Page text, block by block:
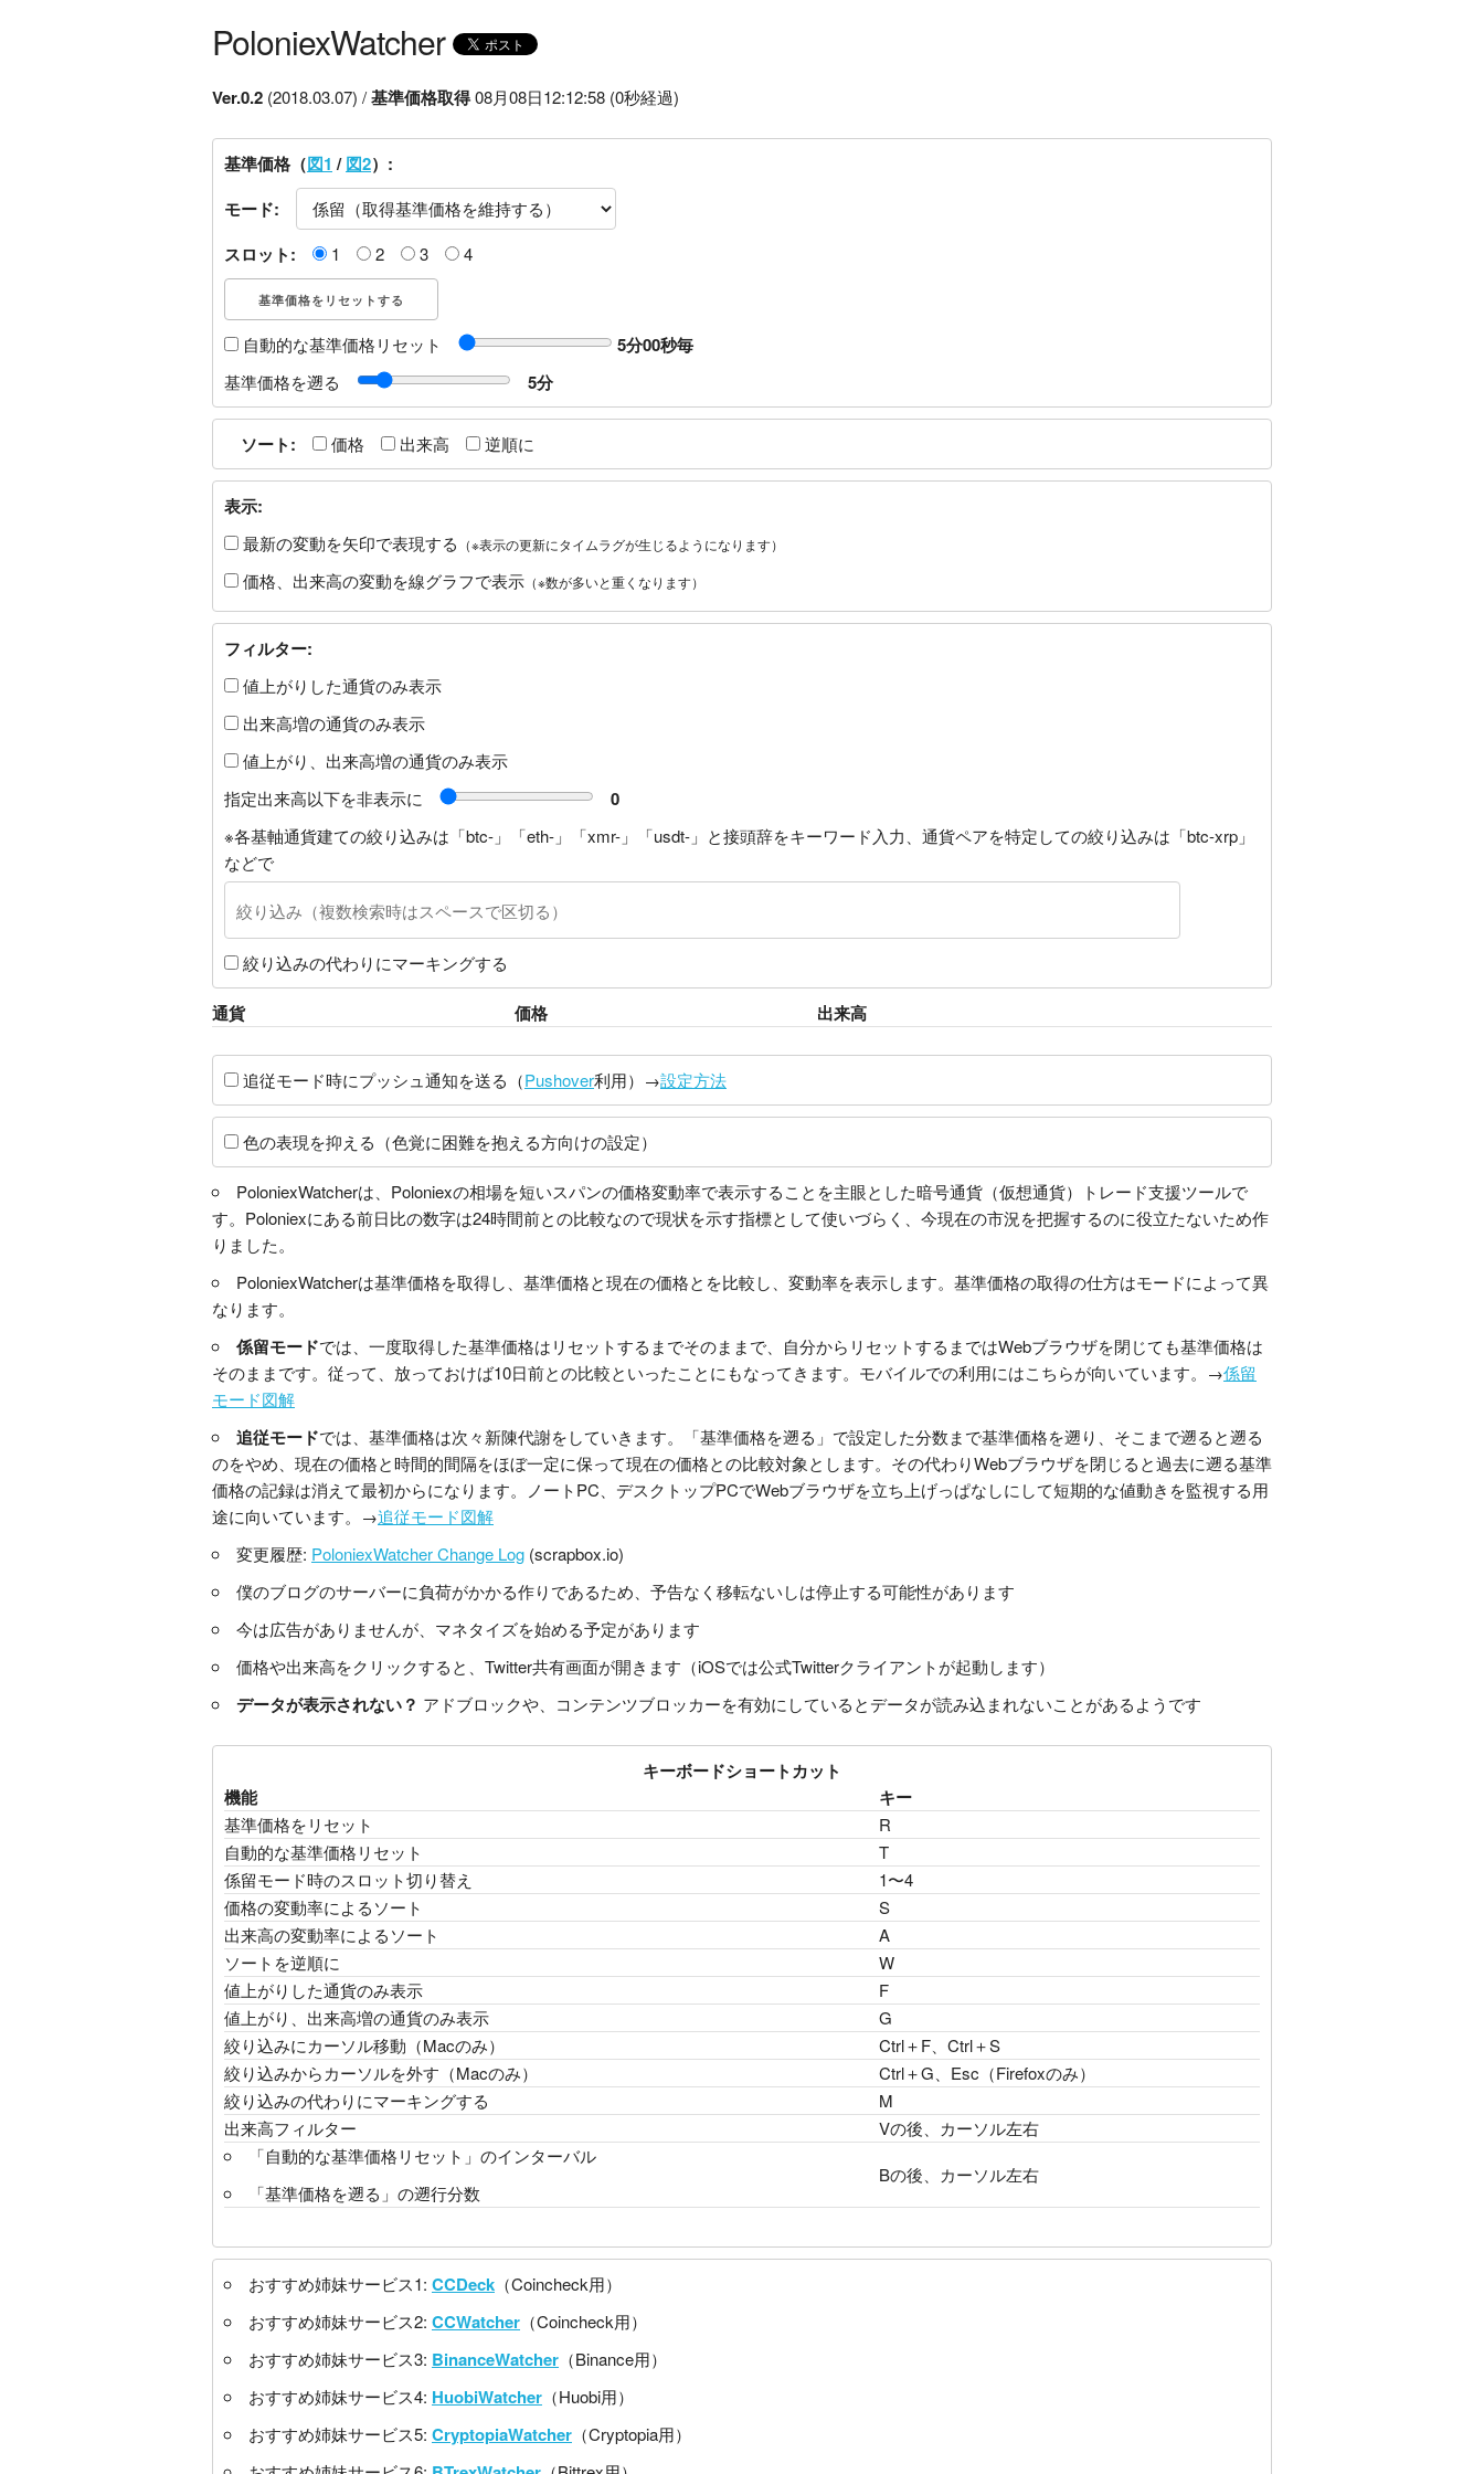
PoloniexWatcher
Ver.0.2 (2018.03.07) /基準価格取得08月08日12:12:58 (0秒経過)
基準価格（図1 /図2）:
モード:
スロット:
1 2 3 4
自動的な基準価格リセット 5分00秒毎
基準価格を遡る 5分
ソート: 価格 出来高 逆順に
表示:
最新の変動を矢印で表現する （※表示の更新にタイムラグが生じるようになります）
価格、出来高の変動を線グラフで表示 （※数が多いと重くなります）
フィルター:
値上がりした通貨のみ表示
出来高増の通貨のみ表示
値上がり、出来高増の通貨のみ表示
指定出来高以下を非表示に
0
※各基軸通貨建ての絞り込みは「btc-」「eth-」「xmr-」「usdt-」と接頭辞をキーワード入力、通貨ペアを特定しての絞り込みは「btc-xrp」
などで
絞り込みの代わりにマーキングする
通貨 価格 出来高
追従モード時にプッシュ通知を送る（Pushover利用）→設定方法
色の表現を抑える（色覚に困難を抱える方向けの設定）
PoloniexWatcherは、Poloniexの相場を短いスパンの価格変動率で表示することを主眼とした暗号通貨（仮想通貨）トレード支援ツールで
す。Poloniexにある前日比の数字は24時間前との比較なので現状を示す指標として使いづらく、今現在の市況を把握するのに役立たないため作
りました。
PoloniexWatcherは基準価格を取得し、基準価格と現在の価格とを比較し、変動率を表示します。基準価格の取得の仕方はモードによって異
なります。
係留モードでは、一度取得した基準価格はリセットするまでそのままで、自分からリセットするまではWebブラウザを閉じても基準価格は
そのままです。従って、放っておけば10日前との比較といったことにもなってきます。モバイルでの利用にはこちらが向いています。→係留
モード図解
追従モードでは、基準価格は次々新陳代謝をしていきます。「基準価格を遡る」で設定した分数まで基準価格を遡り、そこまで遡ると遡る
のをやめ、現在の価格と時間的間隔をほぼ一定に保って現在の価格との比較対象とします。その代わりWebブラウザを閉じると過去に遡る基準
価格の記録は消えて最初からになります。ノートPC、デスクトップPCでWebブラウザを立ち上げっぱなしにして短期的な値動きを監視する用
途に向いています。→追従モード図解
変更履歴: PoloniexWatcher Change Log (scrapbox.io)
僕のブログのサーバーに負荷がかかる作りであるため、予告なく移転ないしは停止する可能性があります
今は広告がありませんが、マネタイズを始める予定があります
価格や出来高をクリックすると、Twitter共有画面が開きます（iOSでは公式Twitterクライアントが起動します）
データが表示されない？ アドブロックや、コンテンツブロッカーを有効にしているとデータが読み込まれないことがあるようです
キーボードショートカット
機能
キー
基準価格をリセット
R
自動的な基準価格リセット
T
係留モード時のスロット切り替え
1〜4
価格の変動率によるソート
S
出来高の変動率によるソート
A
ソートを逆順に
W
値上がりした通貨のみ表示
F
値上がり、出来高増の通貨のみ表示
G
絞り込みにカーソル移動（Macのみ）
Ctrl＋F、Ctrl＋S
絞り込みからカーソルを外す（Macのみ）
Ctrl＋G、Esc（Firefoxのみ）
絞り込みの代わりにマーキングする
M
出来高フィルター
Vの後、カーソル左右
「自動的な基準価格リセット」のインターバル
「基準価格を遡る」の遡行分数
Bの後、カーソル左右
おすすめ姉妹サービス1: CCDeck （Coincheck用）
おすすめ姉妹サービス2: CCWatcher （Coincheck用）
おすすめ姉妹サービス3: BinanceWatcher （Binance用）
おすすめ姉妹サービス4: HuobiWatcher （Huobi用）
おすすめ姉妹サービス5: CryptopiaWatcher （Cryptopia用）